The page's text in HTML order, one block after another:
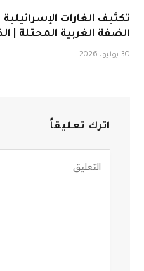
تكثيف الغارات
الضفة الغربية المحتلة |
30 يوليو، 2026
اترك تعليقاً